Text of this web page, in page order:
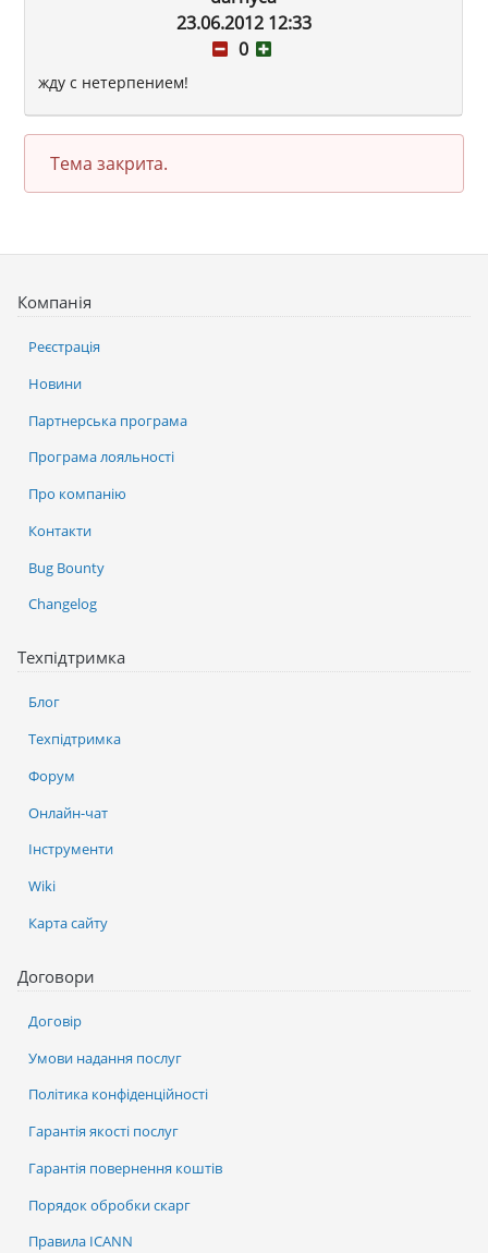
23.06.2012 12:33
0
жду с нетерпением!
Тема закрита.
Компанія
Реєстрація
Новини
Партнерська програма
Програма лояльності
Про компанію
Контакти
Bug Bounty
Changelog
Техпідтримка
Блог
Техпідтримка
Форум
Онлайн-чат
Інструменти
Wiki
Карта сайту
Договори
Договір
Умови надання послуг
Політика конфіденційності
Гарантія якості послуг
Гарантія повернення коштів
Порядок обробки скарг
Правила ICANN